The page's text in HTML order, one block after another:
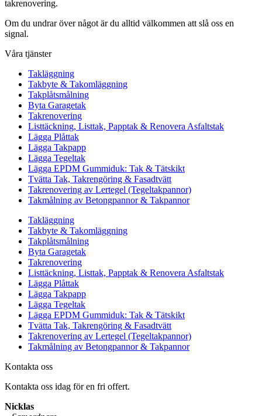
takrenovering.
Om du undrar över något är du alltid välkommen att slå oss en
signal.
Våra tjänster
Takläggning
Takbyte & Takomläggning
Takplåtsmålning
Byta Garagetak
Takrenovering
Listtäckning, Listtak, Papptak & Renovera Asfaltstak
Lägga Plåttak
Lägga Takpapp
Lägga Tegeltak
Lägga EPDM Gummiduk: Tak & Tätskikt
Tvätta Tak, Takrengöring & Fasadtvätt
Takrenovering av Lertegel (Tegeltakpannor)
Takmålning av Betongpannor & Takpannor
Takläggning
Takbyte & Takomläggning
Takplåtsmålning
Byta Garagetak
Takrenovering
Listtäckning, Listtak, Papptak & Renovera Asfaltstak
Lägga Plåttak
Lägga Takpapp
Lägga Tegeltak
Lägga EPDM Gummiduk: Tak & Tätskikt
Tvätta Tak, Takrengöring & Fasadtvätt
Takrenovering av Lertegel (Tegeltakpannor)
Takmålning av Betongpannor & Takpannor
Kontakta oss
Kontakta oss idag för en fri offert.
Nicklas